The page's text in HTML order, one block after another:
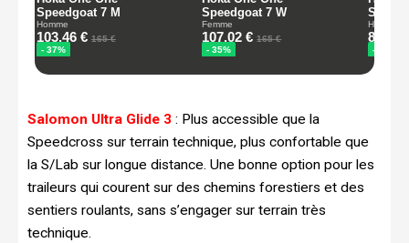
Salomon Ultra Glide 3 : Plus accessible que la
Speedcross sur terrain technique, plus confortable que
la S/Lab sur longue distance. Une bonne option pour les
traileurs qui courent sur des chemins forestiers et des
sentiers roulants, sans s’engager sur terrain très
technique.